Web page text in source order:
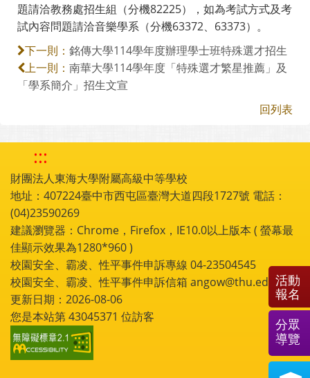
題請洽教務處招生組（分機82225），如為考試方式及考
試內容問題請洽音樂學系（分機63372、63373）。
下一則： 銘傳大學114學年度辦理學士班特殊選才招生
上一則： 南華大學114學年度「特殊選才繁星推薦」及
「學系簡介」招生文宣
回列表
:::
財團法人東海大學附屬高級中等學校
地址：407224臺中市西屯區臺灣大道四段1727號 電話：
(04)23590269
建議瀏覽器：Chrome，Firefox，IE10.0以上版本 ( 螢幕最
佳顯示效果為1280*960 )
校園安全、霸凌、性平事件申訴專線 04-23504545
校園安全、霸凌、性平事件申訴信箱 angow@thu.edu.tw
更新日期：2026-08-06
您是本站第43045371 位訪客
活動
報名
分眾
導覽